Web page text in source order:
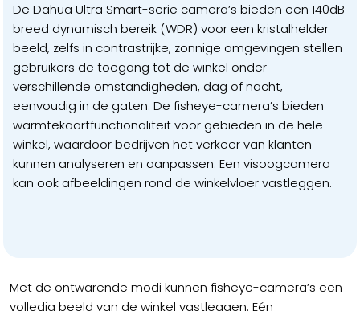
De Dahua Ultra Smart-serie camera’s bieden een 140dB
breed dynamisch bereik (WDR) voor een kristalhelder
beeld, zelfs in contrastrijke, zonnige omgevingen stellen
gebruikers de toegang tot de winkel onder
verschillende omstandigheden, dag of nacht,
eenvoudig in de gaten. De fisheye-camera’s bieden
warmtekaartfunctionaliteit voor gebieden in de hele
winkel, waardoor bedrijven het verkeer van klanten
kunnen analyseren en aanpassen. Een visoogcamera
kan ook afbeeldingen rond de winkelvloer vastleggen.
Met de ontwarende modi kunnen fisheye-camera’s een
volledig beeld van de winkel vastleggen. Eén